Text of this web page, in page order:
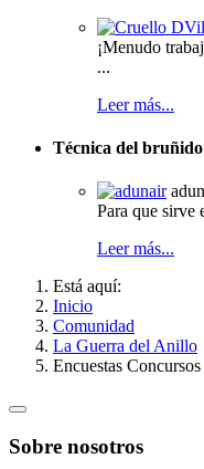
¡Menudo
...
Leer más...
Técnica del bruñido
Para que sirve
Leer más...
Está aquí:
Inicio
Comunidad
La Guerra del Anillo
Encuestas
Sobre nosotros